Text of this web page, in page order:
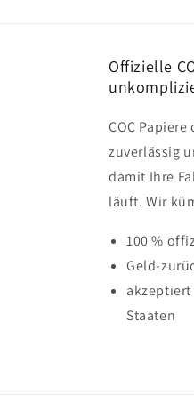
Offizielle
COC
zuverlässig
damit Ihre
läuft. Wir
100 %
Geld-
Staaten